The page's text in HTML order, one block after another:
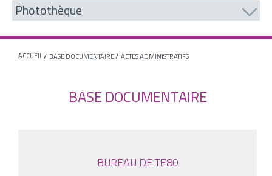
Photothèque
ACCUEIL BASE DOCUMENTAIRE ACTES ADMINISTRATIFS
BASE DOCUMENTAIRE
BUREAU DE TE80